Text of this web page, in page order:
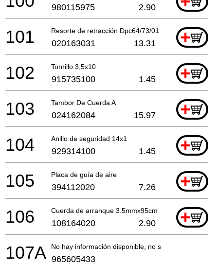
980115975 2.90
Resorte de retracción Dpc64/73/01 A +
101 020163031 13.31
Tornillo 3,5x10 +
102 915735100 1.45
Tambor De Cuerda A +
103 024162084 15.97
Anillo de seguridad 14x1 +
104 929314100 1.45
Placa de guía de aire +
105 394112020 7.26
Cuerda de arranque 3.5mmx95cm +
106 108164020 2.90
No hay información disponible, no se puede pedir
107A 965605433